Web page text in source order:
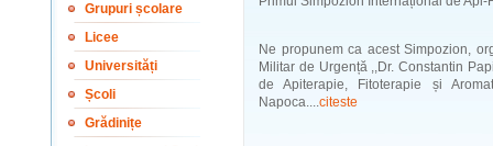
Grupuri școlare
Licee
Universități
Școli
Grădinițe
Ne propunem ca acest Simpozion,
Militar de Urgență ,,Dr. Constantin
de Apiterapie, Fitoterapie și
Napoca....citeste